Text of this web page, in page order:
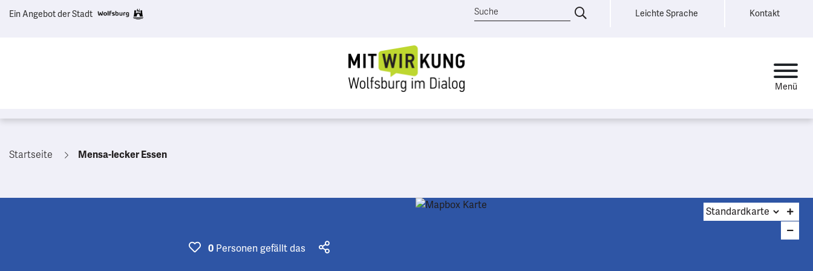
Ein Angebot der Stadt Leichte Sprache Kontakt
Startseite Mensa-lecker Essen
0 Personen gefällt das